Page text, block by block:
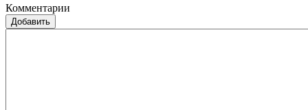
Комментарии
Добавить